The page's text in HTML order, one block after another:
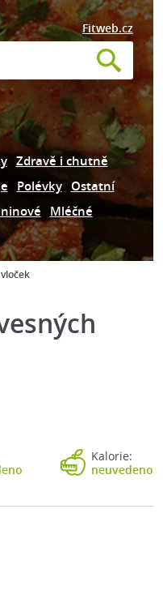
Fitweb.cz
Zdravě i chutně
Polévky Ostatní
Mléčné
Kalorie:
neuvedeno